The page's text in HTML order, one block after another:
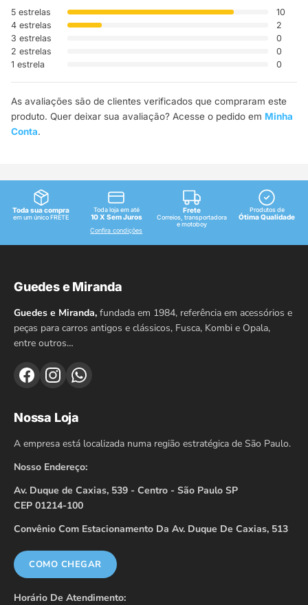
5 estrelas
10
4 estrelas
2
3 estrelas
0
2 estrelas
0
1 estrela
0
As avaliações são de clientes verificados que compraram este
produto. Quer deixar sua avaliação? Acesse o pedido em Minha
Conta.
Toda sua compra
em um único FRETE
Toda loja em até
10 X Sem Juros
Confira condições
Frete
Correios, transportadora
e motoboy
Produtos de
Ótima Qualidade
Guedes e Miranda
Guedes e Miranda, fundada em 1984, referência em acessórios e
peças para carros antigos e clássicos, Fusca, Kombi e Opala,
entre outros…
Nossa Loja
A empresa está localizada numa região estratégica de São Paulo.
Nosso Endereço:
Av. Duque de Caxias, 539 - Centro - São Paulo SP
CEP 01214-100
Convênio Com Estacionamento Da Av. Duque De Caxias, 513
COMO CHEGAR
Horário De Atendimento: